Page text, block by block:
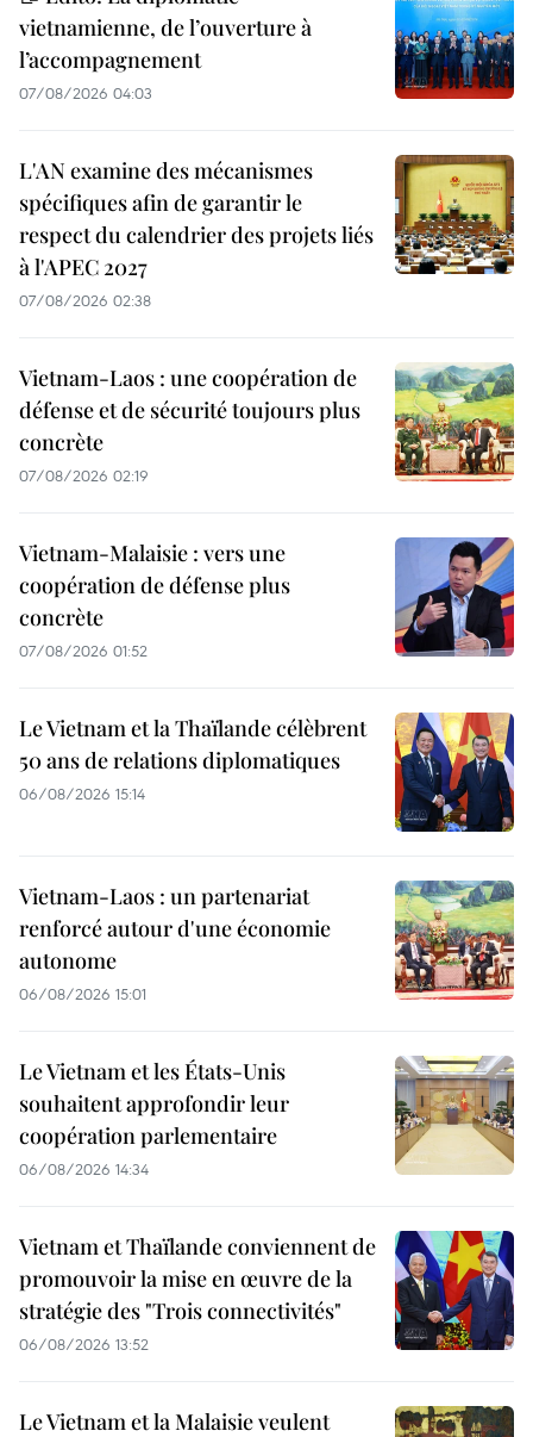
vietnamienne, de l’ouverture à
l’accompagnement
07/08/2026 04:03
L'AN examine des mécanismes
spécifiques afin de garantir le
respect du calendrier des projets liés
à l'APEC 2027
07/08/2026 02:38
Vietnam-Laos : une coopération de
défense et de sécurité toujours plus
concrète
07/08/2026 02:19
Vietnam-Malaisie : vers une
coopération de défense plus
concrète
07/08/2026 01:52
Le Vietnam et la Thaïlande célèbrent
50 ans de relations diplomatiques
06/08/2026 15:14
Vietnam-Laos : un partenariat
renforcé autour d'une économie
autonome
06/08/2026 15:01
Le Vietnam et les États-Unis
souhaitent approfondir leur
coopération parlementaire
06/08/2026 14:34
Vietnam et Thaïlande conviennent de
promouvoir la mise en œuvre de la
stratégie des "Trois connectivités"
06/08/2026 13:52
Le Vietnam et la Malaisie veulent